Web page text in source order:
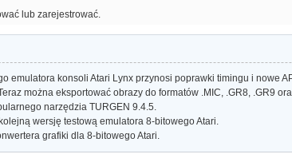
lub zarejestrować.
emulatora konsoli Atari Lynx przynosi poprawki timingu i nowe
można eksportować obrazy do formatów .MIC, .GR8, .GR9
narzędzia TURGEN 9.4.5.
wersję testową emulatora 8-bitowego Atari.
grafiki dla 8-bitowego Atari.